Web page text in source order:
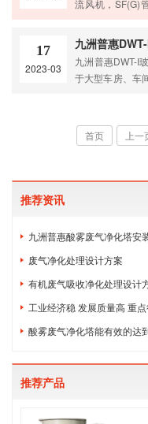
流风机，SF(G)
GXF型斜流风机
机，T30(A)式轴
17
2023-03
九洲普惠
九洲普惠DWT-I
于大型车房、车
首页
上一
推荐资讯
九洲普惠酸雾废气净化塔安
废气净化处理设计方案
有机废气吸收净化处理设计
工业经济稳 发展质量高 重
酸雾废气净化塔能有效的达
推荐产品